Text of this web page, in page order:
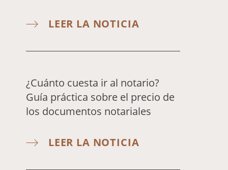
LEER LA NOTICIA
¿Cuánto cuesta ir al notario?
Guía práctica sobre el precio de
los documentos notariales
LEER LA NOTICIA